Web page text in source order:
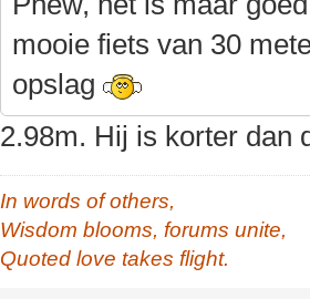
mooie fiets van 30
opslag
2.98m. Hij is korter dan
In words of others,
Wisdom blooms, forums unite,
Quoted love takes flight.